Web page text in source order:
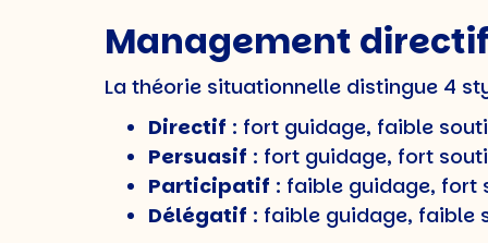
Management
La théorie situationnelle distingue 4
Directif : fort guidage, faible
Persuasif : fort guidage, fort
Participatif : faible guidage,
Délégatif : faible guidage, faible